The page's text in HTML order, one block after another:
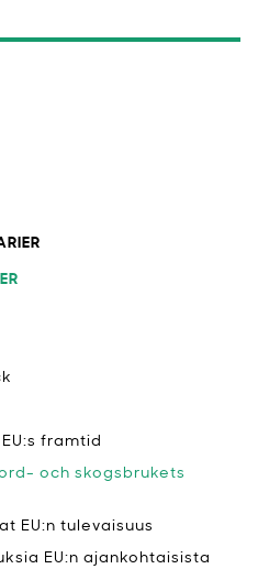
framtid
och skogsbrukets
EU:n tulevaisuus
EU:n ajankohtaisista